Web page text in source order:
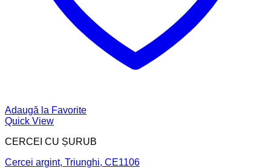
Adaugă la Favorite
Quick View
CERCEI CU ȘURUB
Cercei argint, Triunghi, CE1106